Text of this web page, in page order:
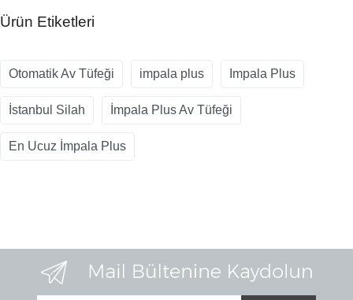
Ürün Etiketleri
Otomatik Av Tüfeği impala plus Impala Plus
İstanbul Silah İmpala Plus Av Tüfeği
En Ucuz İmpala Plus